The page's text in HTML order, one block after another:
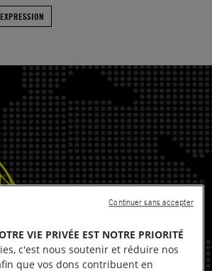
VIE PRIVÉE EST NOTRE PRIORITÉ
c'est nous soutenir et réduire nos
que vos dons contribuent en
Continuer sans accepter